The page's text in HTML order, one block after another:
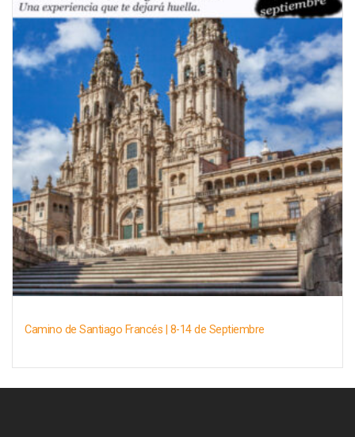
Camino de Santiago Francés | 8-14 de Septiembre